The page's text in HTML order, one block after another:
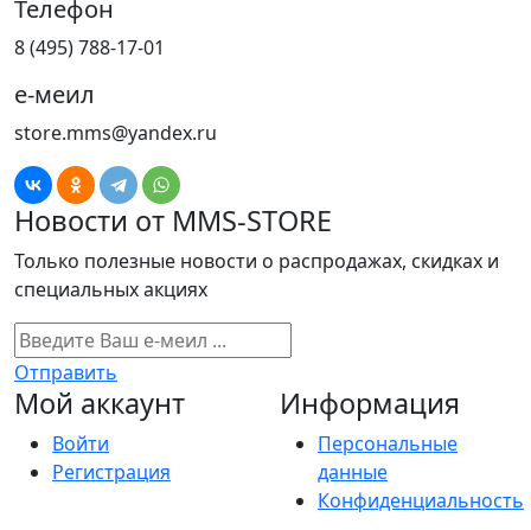
Телефон
8 (495) 788-17-01
е-меил
store.mms@yandex.ru
Новости от MMS-STORE
Только полезные новости о распродажах, скидках и
специальных акциях
Отправить
Мой аккаунт
Войти
Регистрация
Информация
Персональные
данные
Конфиденциальность